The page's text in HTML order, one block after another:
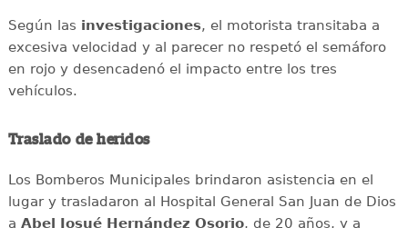
Según las investigaciones, el motorista transitaba a
excesiva velocidad y al parecer no respetó el semáforo
en rojo y desencadenó el impacto entre los tres
vehículos.
Traslado de heridos
Los Bomberos Municipales brindaron asistencia en el
lugar y trasladaron al Hospital General San Juan de Dios
a Abel Josué Hernández Osorio, de 20 años, y a